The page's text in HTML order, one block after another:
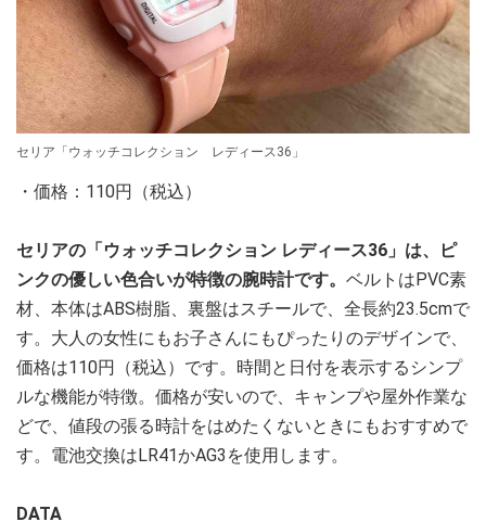
セリア「ウォッチコレクション レディース36」
・価格：110円（税込）
セリアの「ウォッチコレクション レディース36」は、ピ
ンクの優しい色合いが特徴の腕時計です。 ベルトはPVC素
材、本体はABS樹脂、裏盤はスチールで、全長約23.5cmで
す。大人の女性にもお子さんにもぴったりのデザインで、
価格は110円（税込）です。時間と日付を表示するシンプ
ルな機能が特徴。価格が安いので、キャンプや屋外作業な
どで、値段の張る時計をはめたくないときにもおすすめで
す。電池交換はLR41かAG3を使用します。
DATA